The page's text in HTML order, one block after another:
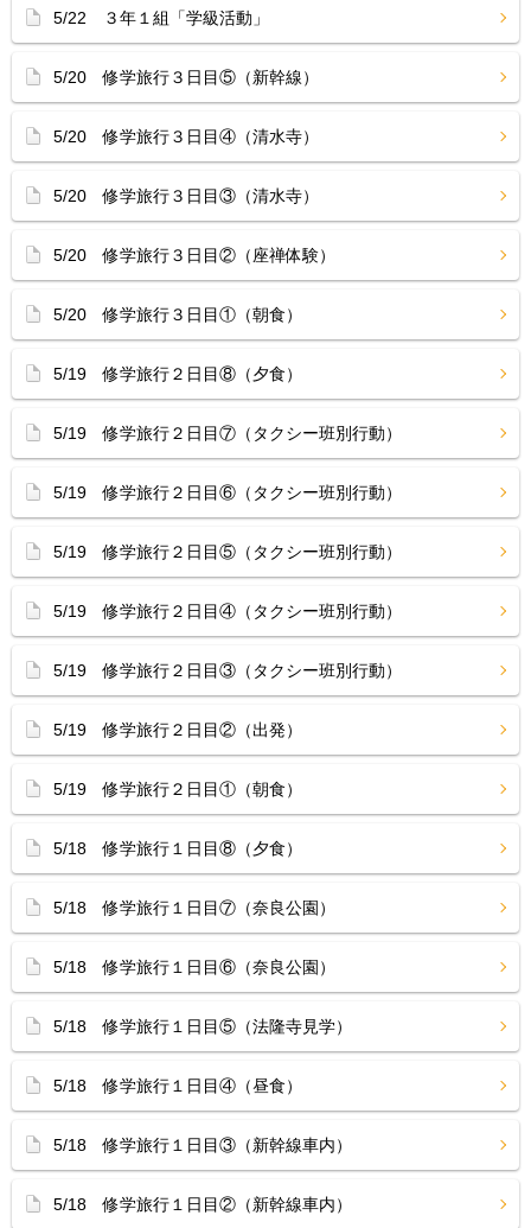
5/22 ３年１組「学級活動」
5/20 修学旅行３日目⑤（新幹線）
5/20 修学旅行３日目④（清水寺）
5/20 修学旅行３日目③（清水寺）
5/20 修学旅行３日目②（座禅体験）
5/20 修学旅行３日目①（朝食）
5/19 修学旅行２日目⑧（夕食）
5/19 修学旅行２日目⑦（タクシー班別行動）
5/19 修学旅行２日目⑥（タクシー班別行動）
5/19 修学旅行２日目⑤（タクシー班別行動）
5/19 修学旅行２日目④（タクシー班別行動）
5/19 修学旅行２日目③（タクシー班別行動）
5/19 修学旅行２日目②（出発）
5/19 修学旅行２日目①（朝食）
5/18 修学旅行１日目⑧（夕食）
5/18 修学旅行１日目⑦（奈良公園）
5/18 修学旅行１日目⑥（奈良公園）
5/18 修学旅行１日目⑤（法隆寺見学）
5/18 修学旅行１日目④（昼食）
5/18 修学旅行１日目③（新幹線車内）
5/18 修学旅行１日目②（新幹線車内）